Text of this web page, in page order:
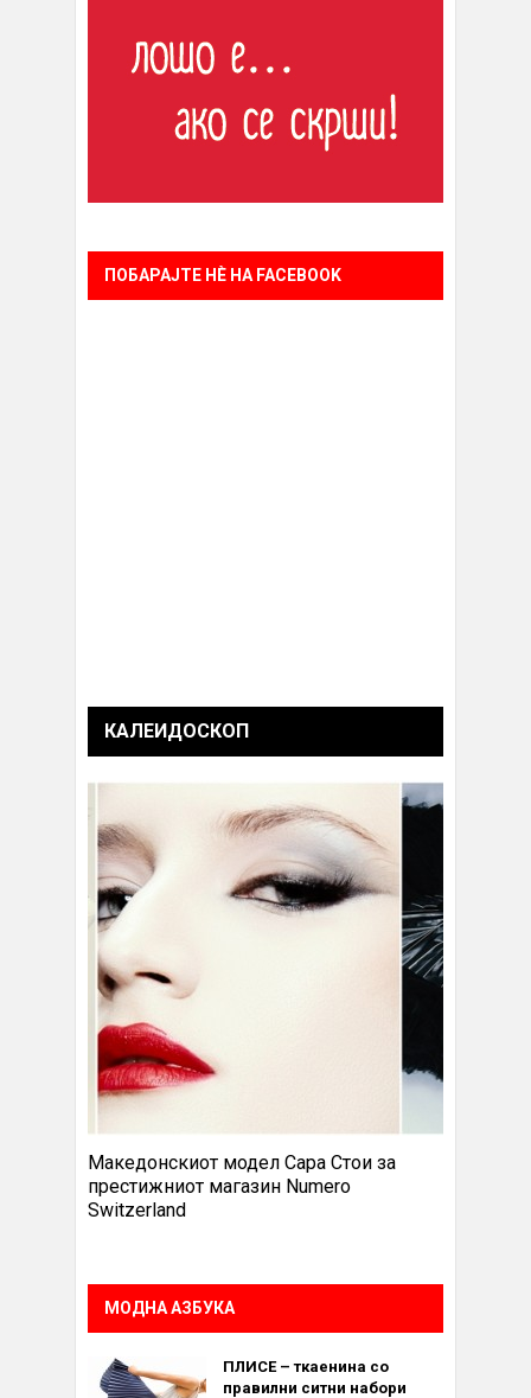
ПОБАРАЈТЕ НÈ НА FACEBOOK
КАЛЕИДОСКОП
Македонскиот модел Сара Стои за
престижниот магазин Numero
Switzerland
МОДНА АЗБУКА
ПЛИСЕ – ткаенина со
правилни ситни набори